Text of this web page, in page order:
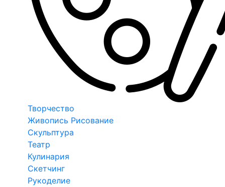
Творчество
Живопись Рисование
Скульптура
Театр
Кулинария
Скетчинг
Рукоделие